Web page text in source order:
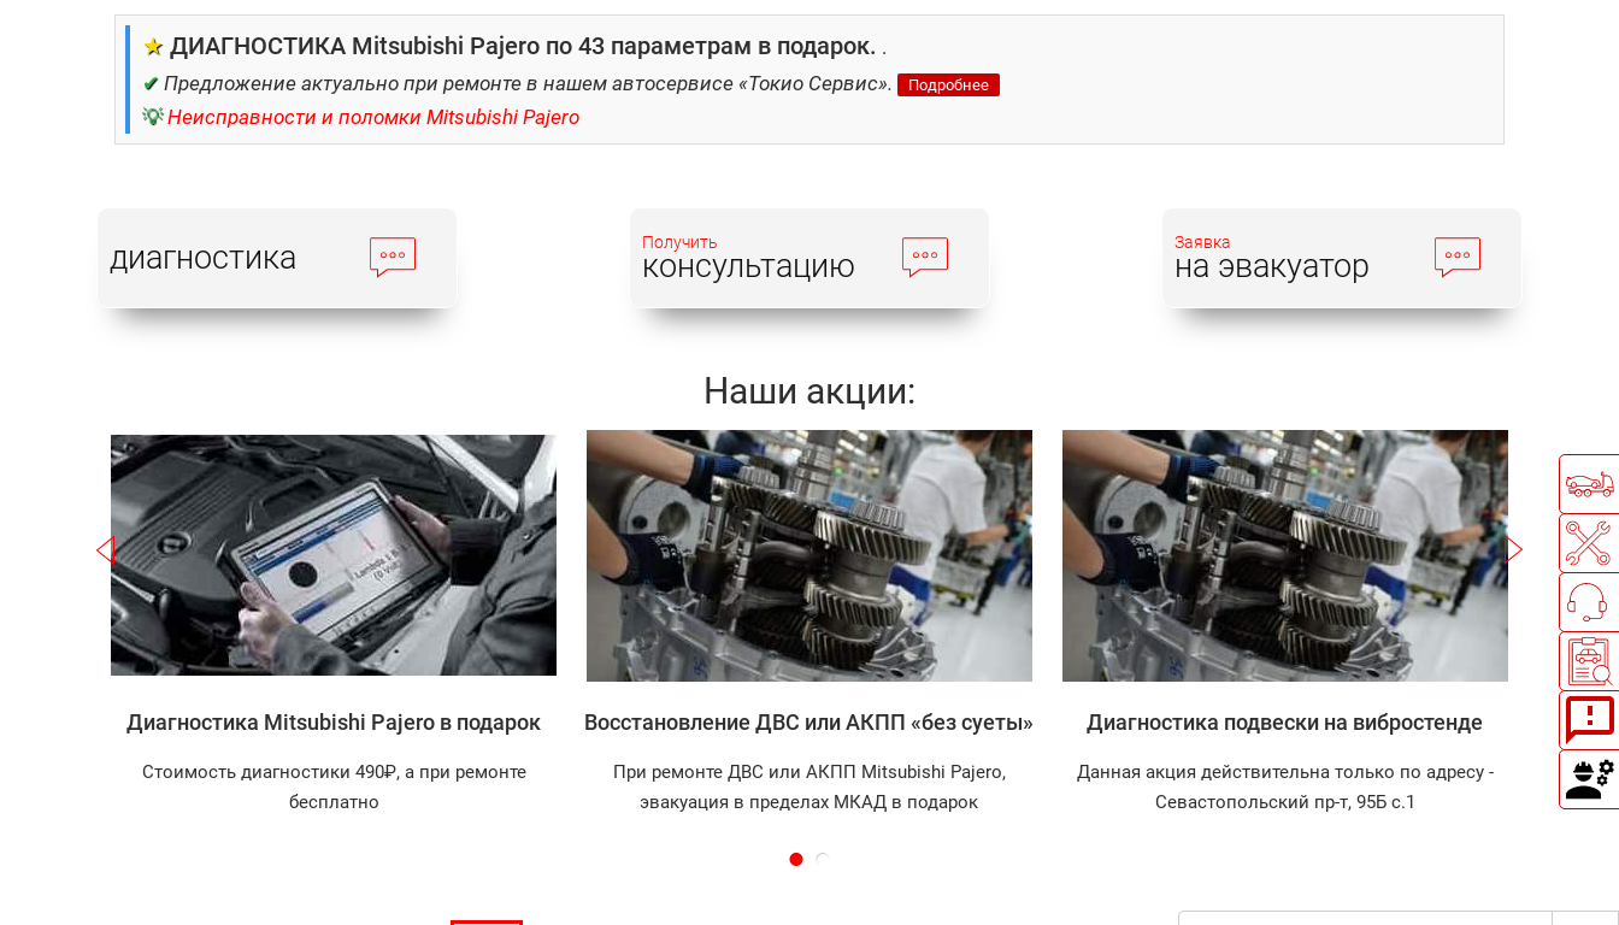
★ ДИАГНОСТИКА Mitsubishi Pajero по 43 параметрам в подарок. .
✔ Предложение актуально при ремонте в нашем автосервисе «Токио Сервис». Подробнее
💡 Неисправности и поломки Mitsubishi Pajero
диагностика Получить
консультацию
Заявка
на эвакуатор
Наши акции:
Записаться
Диагностика Mitsubishi Pajero в подарок
Стоимость диагностики 490₽, а при ремонте
бесплатно
Записаться
Восстановление ДВС или АКПП «без суеты»
При ремонте ДВС или АКПП Mitsubishi Pajero,
эвакуация в пределах МКАД в подарок
Записаться
Диагностика подвески на вибростенде
Данная акция действительна только по адресу -
Севастопольский пр-т, 95Б с.1